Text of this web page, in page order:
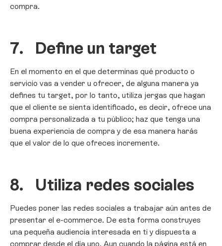
compra.
7. Define un target
En el momento en el que determinas qué producto o
servicio vas a vender u ofrecer, de alguna manera ya
defines tu target, por lo tanto, utiliza jergas que hagan
que el cliente se sienta identificado, es decir, ofrece una
compra personalizada a tu público; haz que tenga una
buena experiencia de compra y de esa manera harás
que el valor de lo que ofreces incremente.
8. Utiliza redes sociales
Puedes poner las redes sociales a trabajar aún antes de
presentar el e-commerce. De esta forma construyes
una pequeña audiencia interesada en ti y dispuesta a
comprar desde el día uno. Aun cuando la página está en